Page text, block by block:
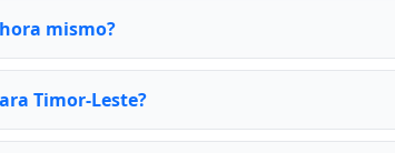
mismo?
Timor-Leste?